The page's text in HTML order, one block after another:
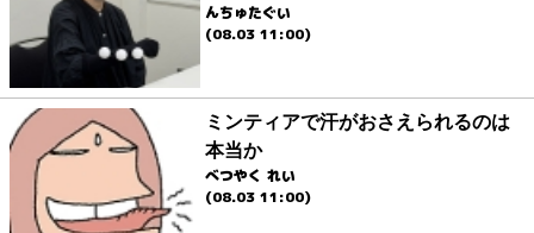
んちゅたぐい
(08.03 11:00)
ミンティアで汗がおさえられるのは
本当か
べつやく れい
(08.03 11:00)